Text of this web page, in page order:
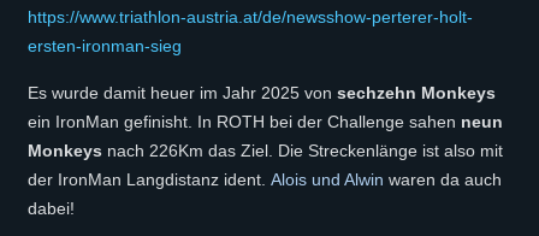
https://www.triathlon-austria.at/de/newsshow-perterer-holt-
ersten-ironman-sieg
Es wurde damit heuer im Jahr 2025 von sechzehn Monkeys
ein IronMan gefinisht. In ROTH bei der Challenge sahen neun
Monkeys nach 226Km das Ziel. Die Streckenlänge ist also mit
der IronMan Langdistanz ident. Alois und Alwin waren da auch
dabei!